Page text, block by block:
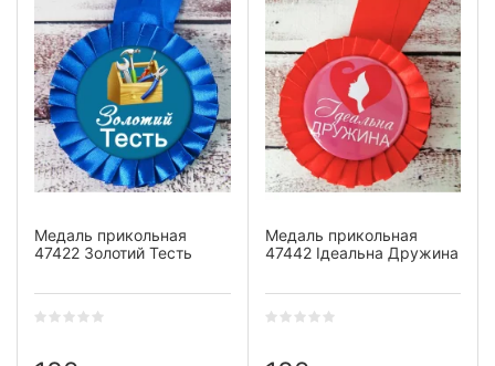
Медаль прикольная
47422 Золотий Тесть
Медаль прикольная
47442 Ідеальна Дружина